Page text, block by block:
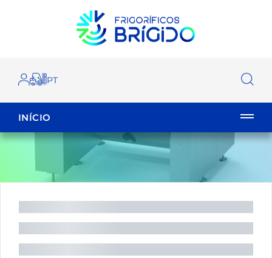
EMPILHADOR
FECHAR
INÍCIO